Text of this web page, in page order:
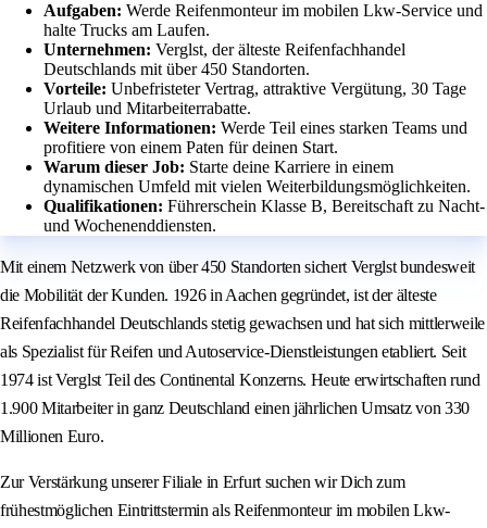
Aufgaben: Werde Reifenmonteur im mobilen Lkw-Service und
halte Trucks am Laufen.
Unternehmen: Verglst, der älteste Reifenfachhandel
Deutschlands mit über 450 Standorten.
Vorteile: Unbefristeter Vertrag, attraktive Vergütung, 30 Tage
Urlaub und Mitarbeiterrabatte.
Weitere Informationen: Werde Teil eines starken Teams und
profitiere von einem Paten für deinen Start.
Warum dieser Job: Starte deine Karriere in einem
dynamischen Umfeld mit vielen Weiterbildungsmöglichkeiten.
Qualifikationen: Führerschein Klasse B, Bereitschaft zu Nacht-
und Wochenenddiensten.
Mit einem Netzwerk von über 450 Standorten sichert Verglst bundesweit
die Mobilität der Kunden. 1926 in Aachen gegründet, ist der älteste
Reifenfachhandel Deutschlands stetig gewachsen und hat sich mittlerweile
als Spezialist für Reifen und Autoservice-Dienstleistungen etabliert. Seit
1974 ist Verglst Teil des Continental Konzerns. Heute erwirtschaften rund
1.900 Mitarbeiter in ganz Deutschland einen jährlichen Umsatz von 330
Millionen Euro.
Zur Verstärkung unserer Filiale in Erfurt suchen wir Dich zum
frühestmöglichen Eintrittstermin als Reifenmonteur im mobilen Lkw-